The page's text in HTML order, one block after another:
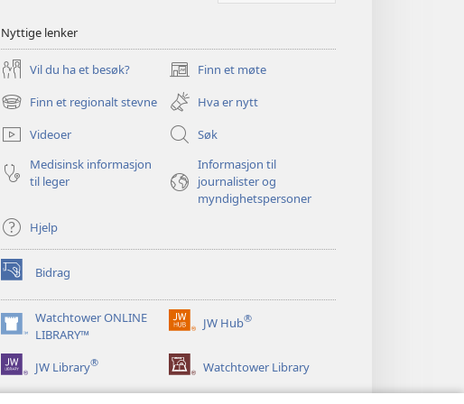
Nyttige lenker
Vil du ha et besøk? Finn et møte
(åpner
nytt
vindu)
Finn et regionalt stevne
(åpner
nytt
vindu)
Hva er nytt
Videoer
Søk
Medisinsk informasjon
til leger
Informasjon til
journalister og
myndighetspersoner
Hjelp
Bidrag
(åpner
nytt
vindu) Watchtower ONLINE
LIBRARY™
(åpner
nytt
vindu)
JW Hub®
(åpner
vindu)
JW Library® Watchtower Library